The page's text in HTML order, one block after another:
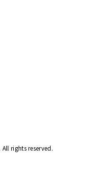
rights reserved.